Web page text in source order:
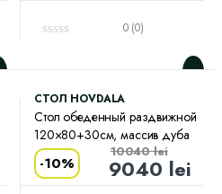
0 (0)
CТОЛ HOVDALA
Стол обеденный раздвижной
120×80+30см, массив дуба
-10% 9040 lei
10040lei